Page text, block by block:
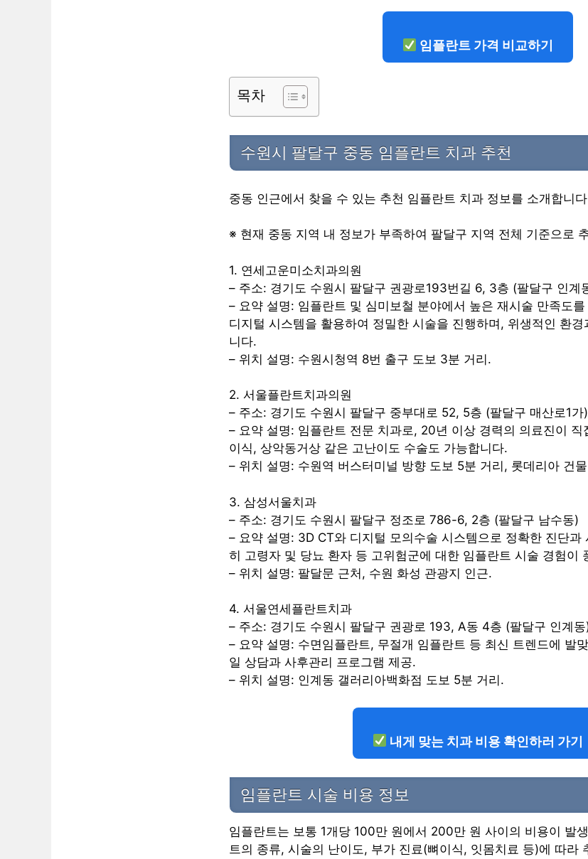
임플란트 가격 비교하기
목차
수원시 팔달구 중동 임플란트 치과 추천
중동 인근에서 찾을 수 있는 추천 임플란트 치과 정보를 소개합니
※ 현재 중동 지역 내 정보가 부족하여 팔달구 지역 전체 기준으로
1. 연세고운미소치과의원
– 주소: 경기도 수원시 팔달구 권광로193번길 6, 3층 (팔달구 인계
– 요약 설명: 임플란트 및 심미보철 분야에서 높은 재시술 만족도
디지털 시스템을 활용하여 정밀한 시술을 진행하며, 위생적인 환
니다.
– 위치 설명: 수원시청역 8번 출구 도보 3분 거리.
2. 서울플란트치과의원
– 주소: 경기도 수원시 팔달구 중부대로 52, 5층 (팔달구 매산로1가)
– 요약 설명: 임플란트 전문 치과로, 20년 이상 경력의 의료진이 직
이식, 상악동거상 같은 고난이도 수술도 가능합니다.
– 위치 설명: 수원역 버스터미널 방향 도보 5분 거리, 롯데리아 건
3. 삼성서울치과
– 주소: 경기도 수원시 팔달구 정조로 786-6, 2층 (팔달구 남수동)
– 요약 설명: 3D CT와 디지털 모의수술 시스템으로 정확한 진단과
히 고령자 및 당뇨 환자 등 고위험군에 대한 임플란트 시술 경험이
– 위치 설명: 팔달문 근처, 수원 화성 관광지 인근.
4. 서울연세플란트치과
– 주소: 경기도 수원시 팔달구 권광로 193, A동 4층 (팔달구 인계동
– 요약 설명: 수면임플란트, 무절개 임플란트 등 최신 트렌드에 발
일 상담과 사후관리 프로그램 제공.
– 위치 설명: 인계동 갤러리아백화점 도보 5분 거리.
내게 맞는 치과 비용 확인하러 가기
임플란트 시술 비용 정보
임플란트는 보통 1개당 100만 원에서 200만 원 사이의 비용이 발
트의 종류, 시술의 난이도, 부가 진료(뼈이식, 잇몸치료 등)에 따라